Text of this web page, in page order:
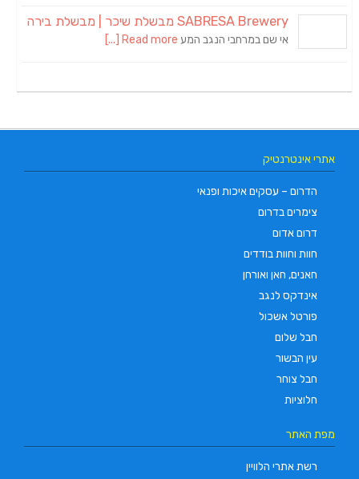
SABRESA Brewery מבשלת שיכר | מבשלת בירה
אי שם במרחבי הנגב המע Read more [...]
אתרי אינטרנטיק
הדרום – עסקים איכות ופנאי
צימרים בדרום
דרום אדום
חוות וחוות בודדים
חאנים, חאן ואורחן
אינדקס לנגב
פורטל אשכול
חבל שלום
עין הבשור
חבל צוחר
חלוציות
מפת האתר
רשת אתרי הלוויין